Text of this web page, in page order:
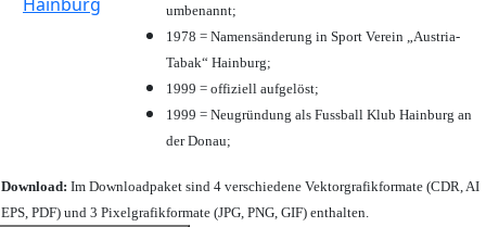
umbenannt;
1978 = Namensänderung in Sport Verein „Austria-
Tabak“ Hainburg;
1999 = offiziell aufgelöst;
1999 = Neugründung als Fussball Klub Hainburg an
der Donau;
Download: Im Downloadpaket sind 4 verschiedene Vektorgrafikformate (CDR, AI
EPS, PDF) und 3 Pixelgrafikformate (JPG, PNG, GIF) enthalten.